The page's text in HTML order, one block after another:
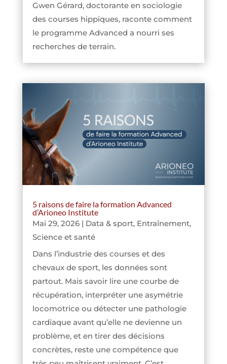
Gwen Gérard, doctorante en sociologie
des courses hippiques, raconte comment
le programme Advanced a nourri ses
recherches de terrain.
5 raisons de faire la formation Advanced
d’Arioneo Institute
Mai 29, 2026| Data & sport, Entraînement,
Science et santé
Dans l’industrie des courses et des
chevaux de sport, les données sont
partout. Mais savoir lire une courbe de
récupération, interpréter une asymétrie
locomotrice ou détecter une pathologie
cardiaque avant qu’elle ne devienne un
problème, et en tirer des décisions
concrètes, reste une compétence que